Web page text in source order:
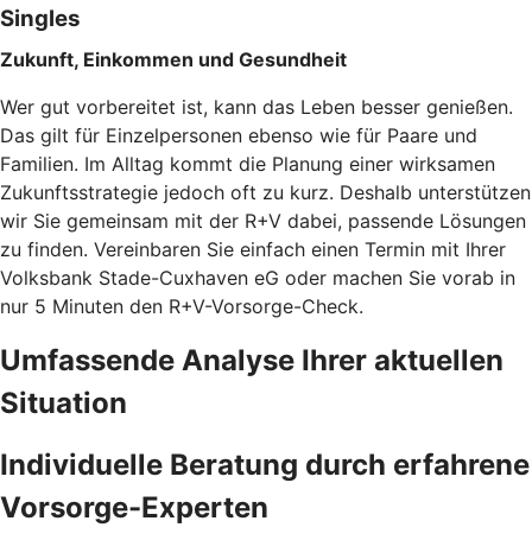
Singles
Zukunft, Einkommen und Gesundheit
Wer gut vorbereitet ist, kann das Leben besser genießen.
Das gilt für Einzelpersonen ebenso wie für Paare und
Familien. Im Alltag kommt die Planung einer wirksamen
Zukunftsstrategie jedoch oft zu kurz. Deshalb unterstützen
wir Sie gemeinsam mit der R+V dabei, passende Lösungen
zu finden. Vereinbaren Sie einfach einen Termin mit Ihrer
Volksbank Stade-Cuxhaven eG oder machen Sie vorab in
nur 5 Minuten den R+V-Vorsorge-Check.
Umfassende Analyse Ihrer aktuellen
Situation
Individuelle Beratung durch erfahrene
Vorsorge-Experten